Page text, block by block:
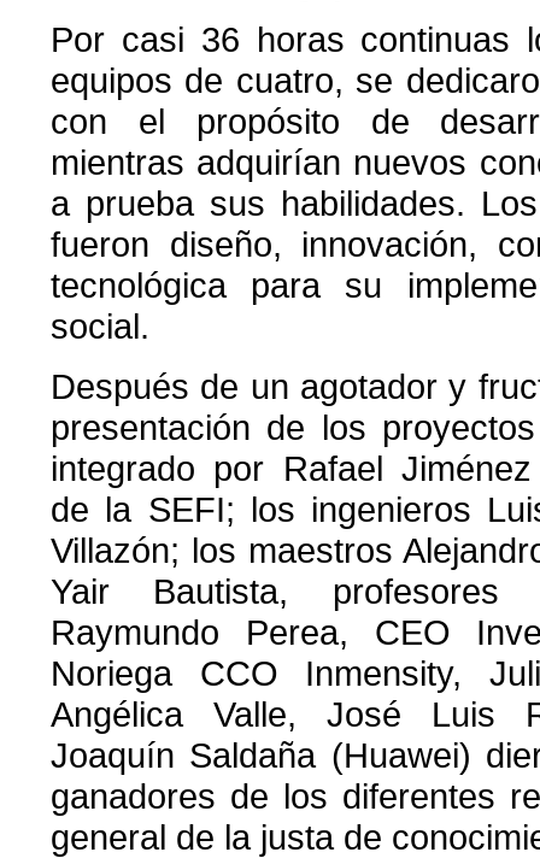
Por casi 36 horas continuas
equipos de cuatro, se
con el propósito de
mientras adquirían nuevos
a prueba sus habilidades.
fueron diseño, innovación,
tecnológica para su
social.
Después de un agotador y
presentación de los
integrado por Rafael
de la SEFI; los ingenieros
Villazón; los maestros
Yair Bautista,
Raymundo Perea, CEO
Noriega CCO Inmensity,
Angélica Valle, José Luis
Joaquín Saldaña (Huawei)
ganadores de los diferentes
general de la justa de